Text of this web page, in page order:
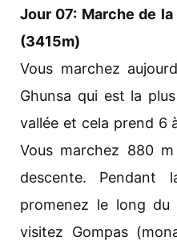
Jour 07: Marche de
(3415m)
Vous marchez
Ghunsa qui est la
vallée et cela prend 6
Vous marchez 880
descente. Pendant
promenez le long
visitez Gompas